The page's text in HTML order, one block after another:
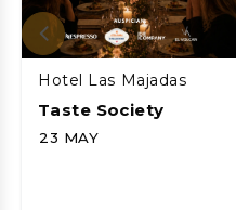
Hotel Las Majadas
Taste Society
23 MAY